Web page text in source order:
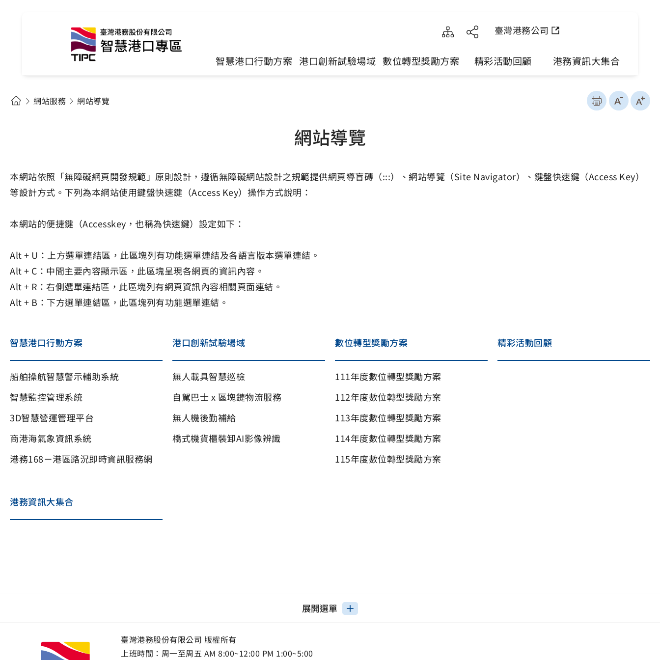
臺灣港務公司
智慧港口行動方案 港口創新試驗場域 數位轉型獎勵方案 精彩活動回顧 港務資訊大集合
網站服務 網站導覽
網站導覽
本網站依照「無障礙網頁開發規範」原則設計，遵循無障礙網站設計之規範提供網頁導盲磚（:::）、網站導覽（Site Navigator）、鍵盤快速鍵（Access Key）
等設計方式。下列為本網站使用鍵盤快速鍵（Access Key）操作方式說明：
本網站的便捷鍵（Accesskey，也稱為快速鍵）設定如下：
Alt + U：上方選單連結區，此區塊列有功能選單連結及各語言版本選單連結。
Alt + C：中間主要內容顯示區，此區塊呈現各網頁的資訊內容。
Alt + R：右側選單連結區，此區塊列有網頁資訊內容相關頁面連結。
Alt + B：下方選單連結區，此區塊列有功能選單連結。
智慧港口行動方案
船舶操航智慧警示輔助系統
智慧監控管理系統
3D智慧營運管理平台
商港海氣象資訊系統
港務168－港區路況即時資訊服務網
港口創新試驗場域
無人載具智慧巡檢
自駕巴士 x 區塊鏈物流服務
無人機後勤補給
橋式機貨櫃裝卸AI影像辨識
數位轉型獎勵方案
111年度數位轉型獎勵方案
112年度數位轉型獎勵方案
113年度數位轉型獎勵方案
114年度數位轉型獎勵方案
115年度數位轉型獎勵方案
精彩活動回顧
港務資訊大集合
展開選單
臺灣港務股份有限公司 版權所有
上班時間：周一至周五 AM 8:00~12:00 PM 1:00~5:00